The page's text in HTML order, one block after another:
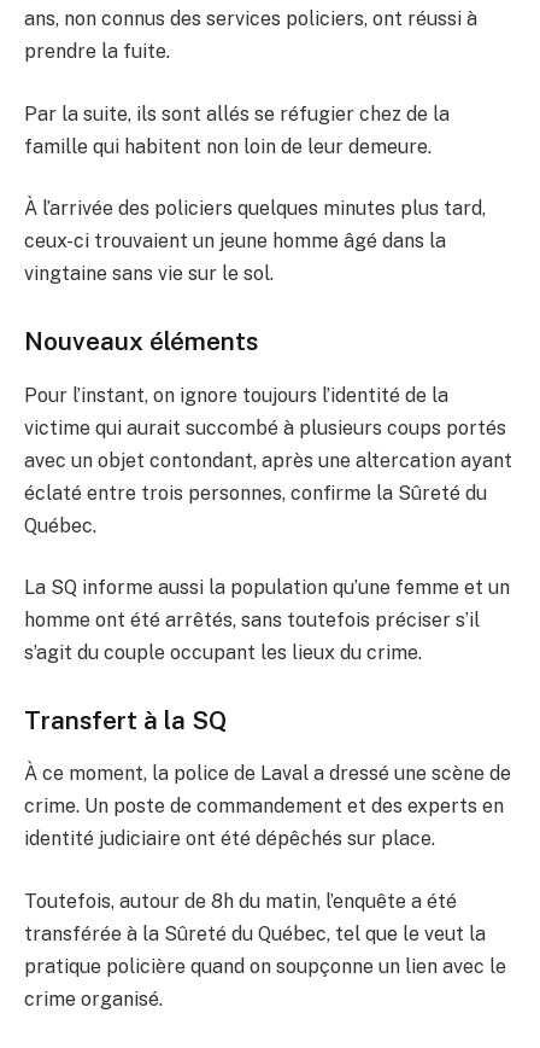
ans, non connus des services policiers, ont réussi à
prendre la fuite.
Par la suite, ils sont allés se réfugier chez de la
famille qui habitent non loin de leur demeure.
À l’arrivée des policiers quelques minutes plus tard,
ceux-ci trouvaient un jeune homme âgé dans la
vingtaine sans vie sur le sol.
Nouveaux éléments
Pour l’instant, on ignore toujours l’identité de la
victime qui aurait succombé à plusieurs coups portés
avec un objet contondant, après une altercation ayant
éclaté entre trois personnes, confirme la Sûreté du
Québec.
La SQ informe aussi la population qu’une femme et un
homme ont été arrêtés, sans toutefois préciser s’il
s’agit du couple occupant les lieux du crime.
Transfert à la SQ
À ce moment, la police de Laval a dressé une scène de
crime. Un poste de commandement et des experts en
identité judiciaire ont été dépêchés sur place.
Toutefois, autour de 8h du matin, l’enquête a été
transférée à la Sûreté du Québec, tel que le veut la
pratique policière quand on soupçonne un lien avec le
crime organisé.